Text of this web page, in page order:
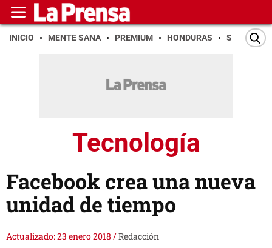
INICIO MENTE SANA PREMIUM HONDURAS SAN PEDRO
Tecnología
Facebook crea una nueva
unidad de tiempo
Actualizado: 23 enero 2018 /Redacción